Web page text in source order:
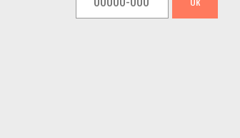
5LT